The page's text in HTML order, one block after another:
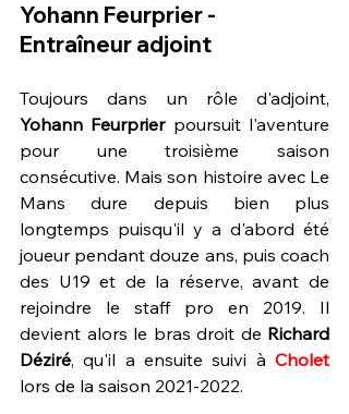
Yohann Feurprier -
Entraîneur adjoint
Yohann Feurprier poursuit l'aventure
pour une troisième saison
consécutive. Mais son histoire avec Le
Mans dure depuis bien plus
longtemps puisqu'il y a d'abord été
joueur pendant douze ans, puis coach
des U19 et de la réserve, avant de
rejoindre le staff pro en 2019. Il
devient alors le bras droit de Richard
Déziré, qu'il a ensuite suivi à
lors de la saison 2021-2022.